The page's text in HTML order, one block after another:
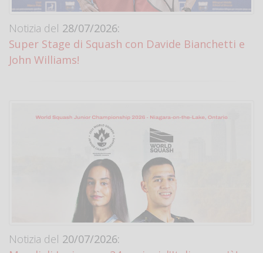
Notizia del 28/07/2026:
Super Stage di Squash con Davide Bianchetti e
John Williams!
Notizia del 20/07/2026: